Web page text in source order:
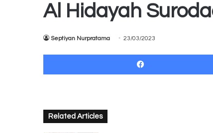
Al Hidayah
Septiyan Nurpratama 23/03/2023
Related Articles